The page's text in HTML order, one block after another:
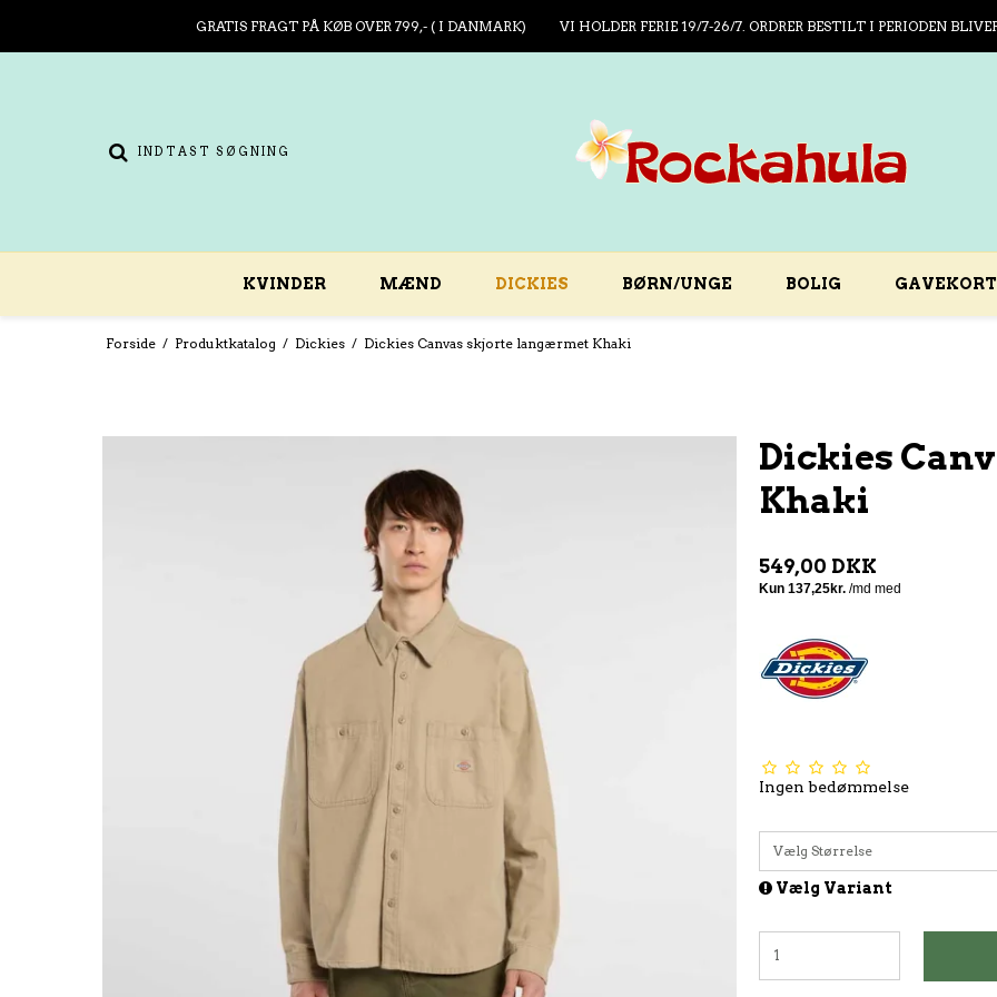
GRATIS FRAGT PÅ KØB OVER 799,- ( I DANMARK) VI HOLDER FERIE 19/7-26/7. ORDRER BESTILT I PERIODEN
KVINDER MÆND DICKIES BØRN/UNGE BOLIG GAVEKORT
Forside / Produktkatalog / Dickies / Dickies Canvas skjorte langærmet Khaki
Dickies
Khaki
549,00 DKK
Ingen bedømmelse
Vælg Størrelse
Vælg Variant